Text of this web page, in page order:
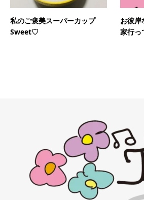
私のご褒美スーパーカップ
Sweet♡
お彼岸
家行っ